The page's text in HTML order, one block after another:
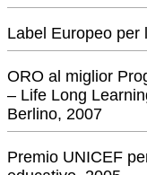
Label Europeo per
ORO al miglior
– Life Long
Berlino, 2007
Premio UNICEF